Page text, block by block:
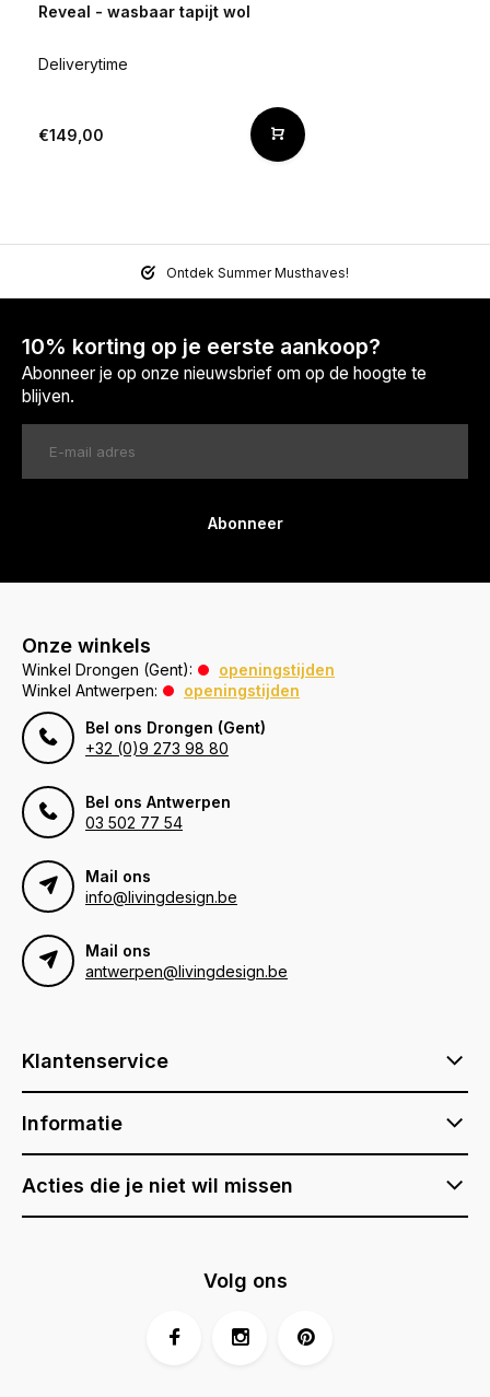
Reveal - wasbaar tapijt wol
Deliverytime
€149,00
Ontdek Summer Musthaves!
10% korting op je eerste aankoop?
Abonneer je op onze nieuwsbrief om op de hoogte te
blijven.
Abonneer
Onze winkels
Winkel Drongen (Gent):
openingstijden
Winkel Antwerpen:
openingstijden
Bel ons Drongen (Gent)
+32 (0)9 273 98 80
Bel ons Antwerpen
03 502 77 54
Mail ons
info@livingdesign.be
Mail ons
antwerpen@livingdesign.be
Klantenservice
Informatie
Acties die je niet wil missen
Volg ons